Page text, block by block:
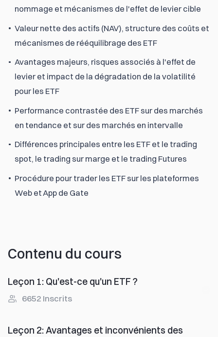
nommage et mécanismes de l'effet de levier cible
Valeur nette des actifs (NAV), structure des coûts et
mécanismes de rééquilibrage des ETF
Avantages majeurs, risques associés à l'effet de
levier et impact de la dégradation de la volatilité
pour les ETF
Performance contrastée des ETF sur des marchés
en tendance et sur des marchés en intervalle
Différences principales entre les ETF et le trading
spot, le trading sur marge et le trading Futures
Procédure pour trader les ETF sur les plateformes
Web et App de Gate
Contenu du cours
Leçon 1: Qu'est-ce qu'un ETF ?
6652 Inscrits
Leçon 2: Avantages et inconvénients des